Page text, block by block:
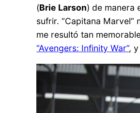
(Brie Larson) de manera
sufrir. “Capitana
me resultó tan
“Avengers: Infinity War”, y